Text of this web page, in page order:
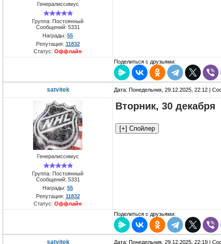
Генералиссимус
Группа: Постоянный
Сообщений: 5331
Награды: 55
Репутация: 11832
Статус: Оффлайн
Поделиться с друзьями:
satvitek Дата: Понедельник, 29.12.2025, 22:12 |
Генералиссимус
Группа: Постоянный
Сообщений: 5331
Награды: 55
Репутация: 11832
Статус: Оффлайн
Вторник, 30 декабря
Поделиться с друзьями:
satvitek Дата: Понедельник, 29.12.2025, 22:19 |